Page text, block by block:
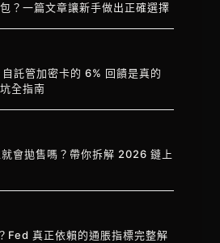
？一篇文章讓新手做出正確選擇
託管加密卡的 6% 回饋是真的
全指南
會拋售嗎？帶你拆解 2026 鏈上
Fed 真正依賴的通脹指標完整解